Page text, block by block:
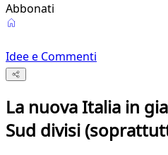
Abbonati
Idee e Commenti
La nuova Italia in
Sud divisi